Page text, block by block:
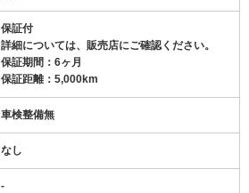
保証付
詳細については、販売店にご確認ください。
保証期間：6ヶ月
保証距離：5,000km
車検整備無
なし
-